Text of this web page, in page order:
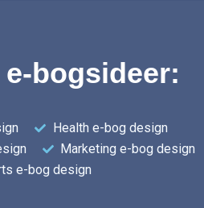
bogsideer:
Health e-bog design
Marketing e-bog design
e-bog design